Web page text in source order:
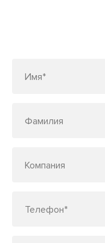
Имя*
Фамилия
Компания
Телефон*